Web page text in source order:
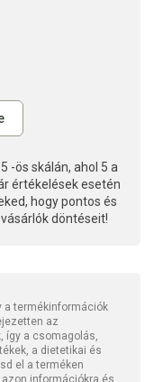
-ös skálán, ahol 5 a
értékelések esetén
hogy pontos és
döntéseit!
a termékinformációk
az
így a csomagolás,
a dietetikai és
el a terméken